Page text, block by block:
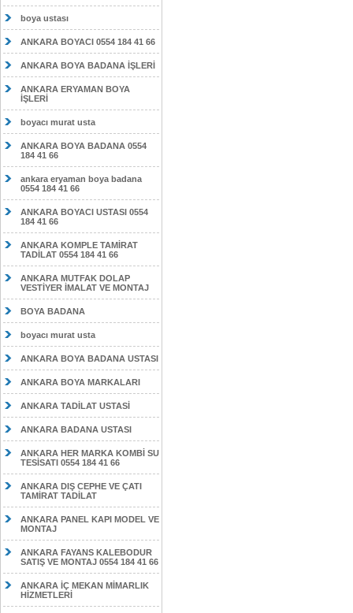
boya ustası
ANKARA BOYACI 0554 184 41 66
ANKARA BOYA BADANA İŞLERİ
ANKARA ERYAMAN BOYA
İŞLERİ
boyacı murat usta
ANKARA BOYA BADANA 0554
184 41 66
ankara eryaman boya badana
0554 184 41 66
ANKARA BOYACI USTASI 0554
184 41 66
ANKARA KOMPLE TAMİRAT
TADİLAT 0554 184 41 66
ANKARA MUTFAK DOLAP
VESTİYER İMALAT VE MONTAJ
BOYA BADANA
boyacı murat usta
ANKARA BOYA BADANA USTASI
ANKARA BOYA MARKALARI
ANKARA TADİLAT USTASİ
ANKARA BADANA USTASI
ANKARA HER MARKA KOMBİ SU
TESİSATI 0554 184 41 66
ANKARA DIŞ CEPHE VE ÇATI
TAMİRAT TADİLAT
ANKARA PANEL KAPI MODEL VE
MONTAJ
ANKARA FAYANS KALEBODUR
SATIŞ VE MONTAJ 0554 184 41 66
ANKARA İÇ MEKAN MİMARLIK
HİZMETLERİ